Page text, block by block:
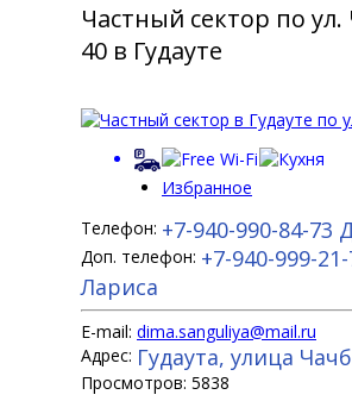
Частный сектор по ул.
40 в Гудауте
Избранное
Телефон: +7-940-990-84-73
Доп. телефон: +7-940-999-
Лариса
E-mail: dima.sanguliya@mail.ru
Адрес: Гудаута, улица
Просмотров: 5838